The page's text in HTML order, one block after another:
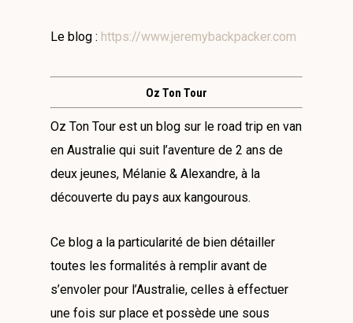
Le blog : https://www.jeremybackpacker.com
Oz Ton Tour
Oz Ton Tour est un blog sur le road trip en van
en Australie qui suit l’aventure de 2 ans de
deux jeunes, Mélanie & Alexandre, à la
découverte du pays aux kangourous.
Ce blog a la particularité de bien détailler
toutes les formalités à remplir avant de
s’envoler pour l’Australie, celles à effectuer
une fois sur place et possède une sous